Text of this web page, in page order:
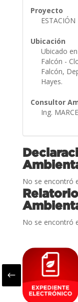
Proyecto
ESTACIÓN
Ubicación
Ubicado
Falcón -
Falcón,
Hayes.
Consultor
Ing.
No se encontró
No se encontró
#